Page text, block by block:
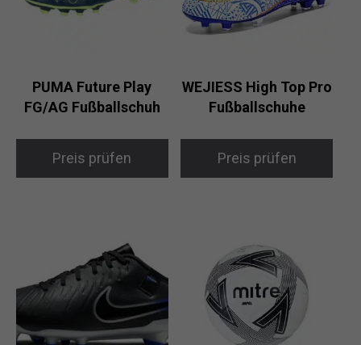
PUMA Future Play
FG/AG Fußballschuh
Preis prüfen
WEJIESS High Top Pro
Fußballschuhe
Preis prüfen